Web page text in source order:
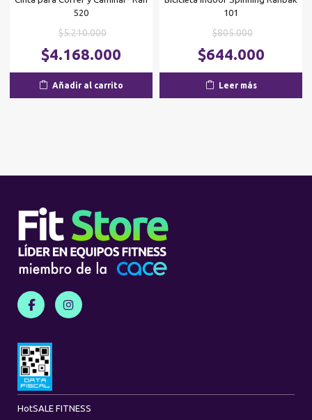
520
$5.210.000El
precio
original
era:
$5.210.000.
$4.168.000
es:
Añadir al carrito
101
$805.000El
precio
original
$805.000.
$644.000
Leer más
HotSALE FITNESS